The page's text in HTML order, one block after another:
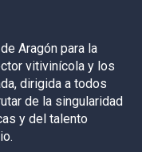
Aragón para la
vitivinícola y los
dirigida a todos
de la singularidad
y del talento